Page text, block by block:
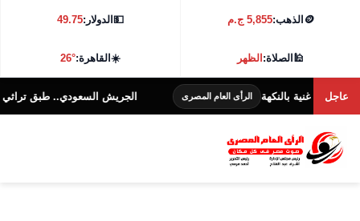
🪙 الذهب:5,855 ج.م 💵الدولار:49.75
🕌الصلاة:الظهر ☀️القاهرة:26°
عاجلبالنكهة الرأى العام المصرى الجريش السعودي.. طبق تراثي غني